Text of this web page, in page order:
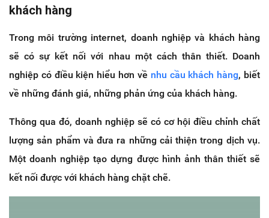
khách hàng
Trong môi trường internet, doanh nghiệp và khách hàng
sẽ có sự kết nối với nhau một cách thân thiết. Doanh
nghiệp có điều kiện hiểu hơn về nhu cầu khách hàng, biết
về những đánh giá, những phản ứng của khách hàng.
Thông qua đó, doanh nghiệp sẽ có cơ hội điều chỉnh chất
lượng sản phẩm và đưa ra những cải thiện trong dịch vụ.
Một doanh nghiệp tạo dựng được hình ảnh thân thiết sẽ
kết nối được với khách hàng chặt chẽ.